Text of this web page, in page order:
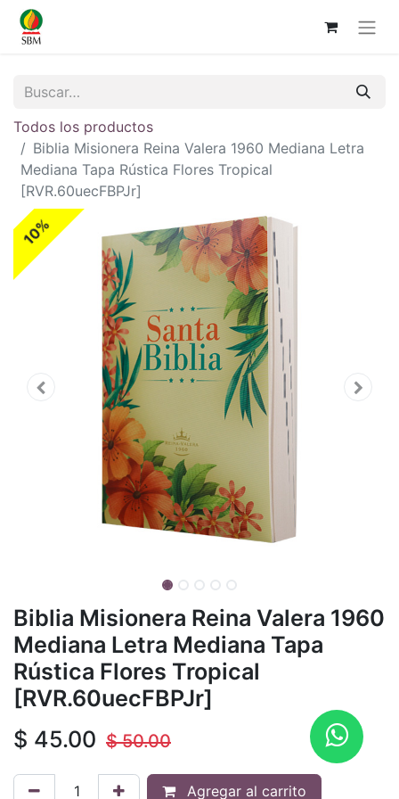
Todos los productos
Biblia Misionera Reina Valera 1960 Mediana Letra
Mediana Tapa Rústica Flores Tropical
[RVR.60uecFBPJr]
10%
Biblia Misionera Reina Valera 1960
Mediana Letra Mediana Tapa
Rústica Flores Tropical
[RVR.60uecFBPJr]
$ 45.00 $50.00
Agregar al carrito